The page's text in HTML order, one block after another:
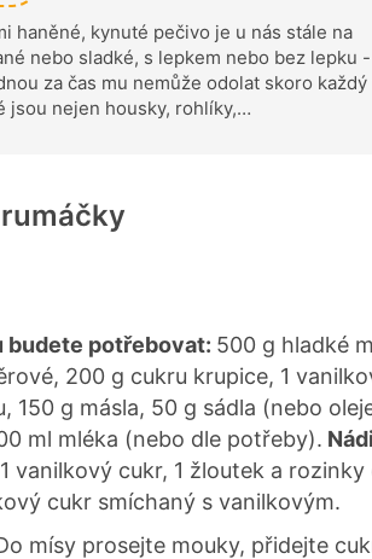
haněné, kynuté pečivo je u nás stále na
nebo sladké, s lepkem nebo bez lepku -
za čas mu nemůže odolat skoro každý
jsou nejen housky, rohlíky,…
budete potřebovat: 500 g hladké
200 g cukru krupice, 1
150 g másla, 50 g sádla (nebo
ml mléka (nebo dle potřeby).
vanilkový cukr, 1 žloutek a rozinky
cukr smíchaný s vanilkovým.
mísy prosejte mouky, přidejte